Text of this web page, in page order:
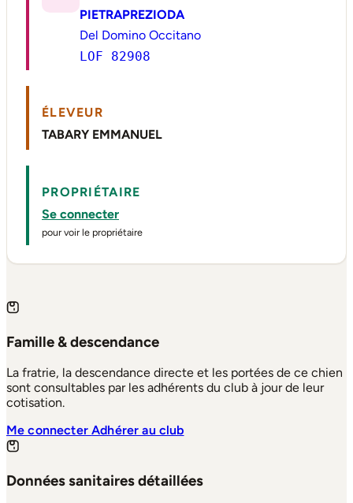
PIETRAPREZIODA
Del Domino Occitano
LOF 82908
ÉLEVEUR
TABARY EMMANUEL
PROPRIÉTAIRE
Se connecter
pour voir le propriétaire
Famille & descendance
La fratrie, la descendance directe et les portées de ce chien
sont consultables par les adhérents du club à jour de leur
cotisation.
Me connecterAdhérer au club
Données sanitaires détaillées